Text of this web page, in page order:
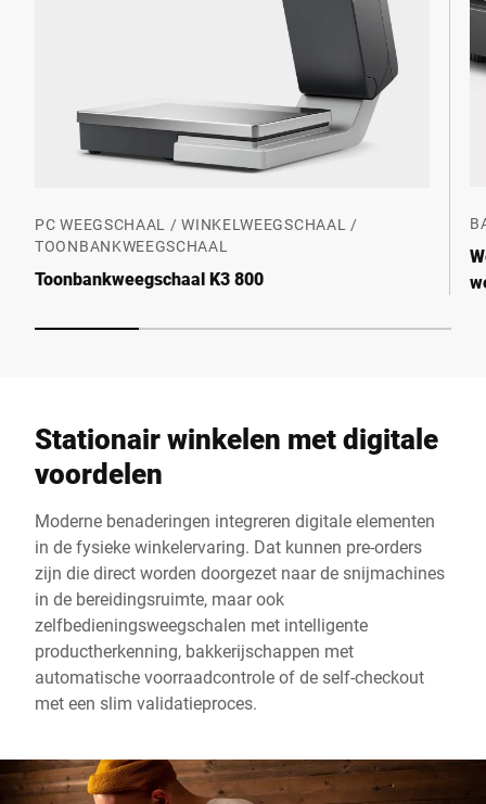
PC WEEGSCHAAL / WINKELWEEGSCHAAL /
TOONBANKWEEGSCHAAL
Toonbankweegschaal K3 800
Stationair winkelen met digitale
voordelen
Moderne benaderingen integreren digitale elementen
in de fysieke winkelervaring. Dat kunnen pre-orders
zijn die direct worden doorgezet naar de snijmachines
in de bereidingsruimte, maar ook
zelfbedieningsweegschalen met intelligente
productherkenning, bakkerijschappen met
automatische voorraadcontrole of de self-checkout
met een slim validatieproces.